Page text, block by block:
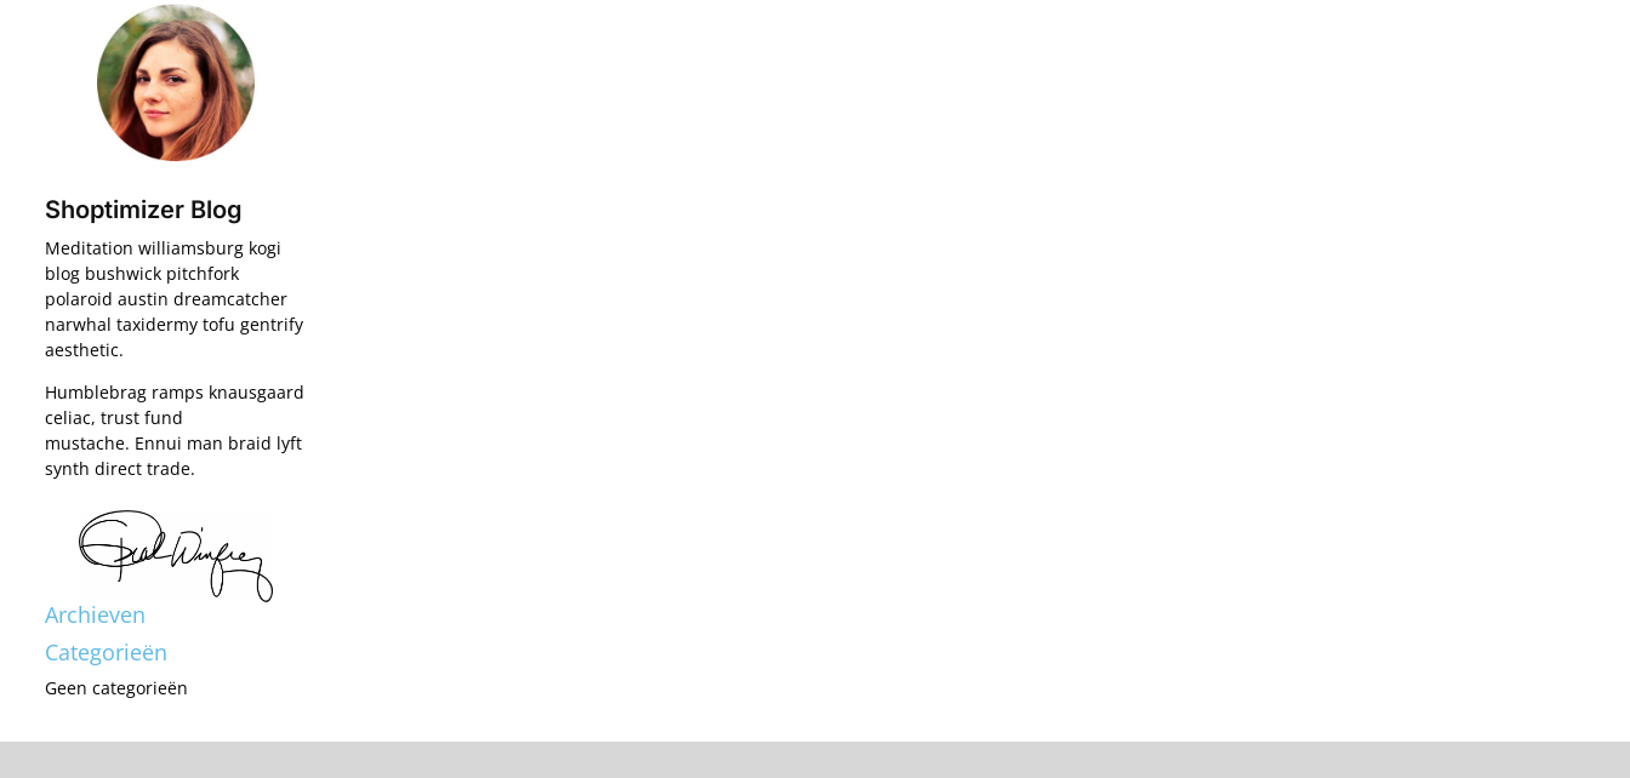
Shoptimizer Blog
Meditation williamsburg kogi
blog bushwick pitchfork
polaroid austin dreamcatcher
narwhal taxidermy tofu gentrify
aesthetic.
Humblebrag ramps knausgaard
celiac, trust fund
mustache. Ennui man braid lyft
synth direct trade.
Archieven
Categorieën
Geen categorieën